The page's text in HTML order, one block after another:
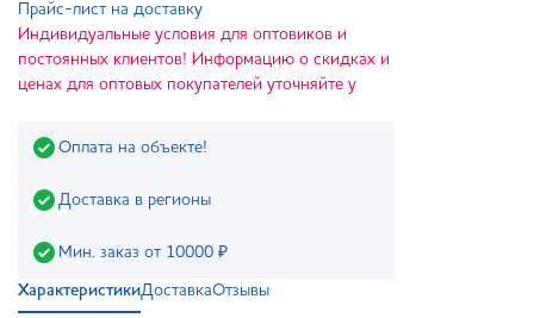
Прайс-лист на доставку
Индивидуальные условия для оптовиков и
постоянных клиентов! Информацию о скидках и
ценах для оптовых покупателей уточняйте у
Оплата на объекте!
Доставка в регионы
Мин. заказ от 10000 ₽
ХарактеристикиДоставкаОтзывы